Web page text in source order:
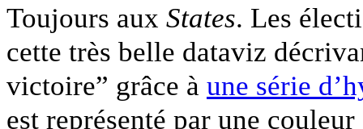
Toujours aux States. Les
cette très belle dataviz
victoire” grâce à une série
est représenté par une